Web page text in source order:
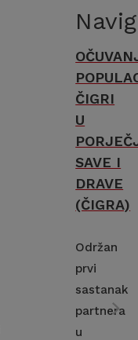
ČIGRI
U
SAVE I
DRAVE
(ČIGRA)
Održan
prvi
sastanak
partnera
u